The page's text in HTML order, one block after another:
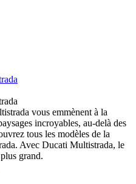
vous emmènent à la
incroyables, au-delà des
tous les modèles de la
Avec Ducati Multistrada, le
grand.